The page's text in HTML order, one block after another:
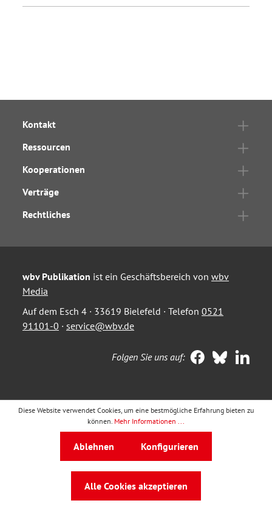
Kontakt
Ressourcen
Kooperationen
Verträge
Rechtliches
wbv Publikation ist ein Geschäftsbereich von wbv
Media
Auf dem Esch 4 · 33619 Bielefeld · Telefon 0521
91101-0 · service@wbv.de
Folgen Sie uns auf:
Diese Website verwendet Cookies, um eine bestmögliche Erfahrung bieten zu
können. Mehr Informationen ...
Ablehnen Konfigurieren
Alle Cookies akzeptieren